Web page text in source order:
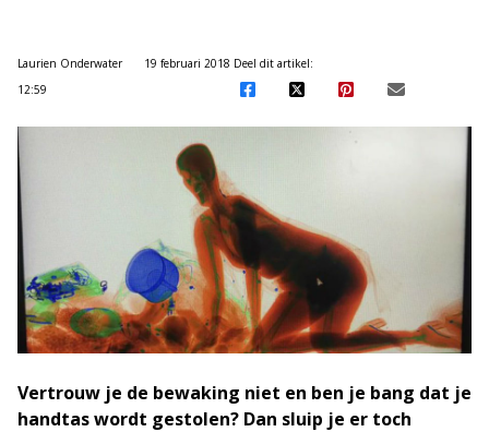
Laurien Onderwater
19 februari 2018
12:59
Deel dit artikel:
Vertrouw je de bewaking niet en ben je bang dat je
handtas wordt gestolen? Dan sluip je er toch